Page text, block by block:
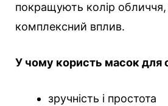
покращують колір
комплексний вплив.
У чому користь масок для
зручність і простота